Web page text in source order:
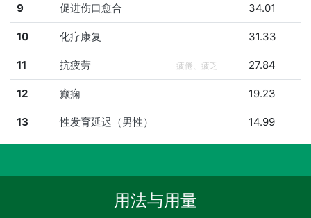
9 促进伤口愈合 34.01
10 化疗康复 31.33
11 抗疲劳 疲倦、疲乏 27.84
12 癫痫 19.23
13 性发育延迟（男性） 14.99
用法与用量